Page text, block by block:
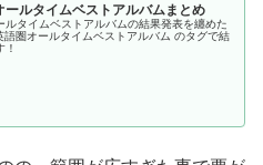
ールタイムベストアルバムまとめ
ルタイムベストアルバムの結果発表を纏めた
語圏オールタイムベストアルバム のタグで結
！